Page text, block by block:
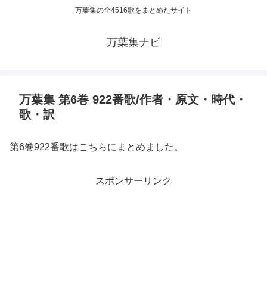
万葉集の全4516歌をまとめたサイト
万葉集ナビ
万葉集 第6巻 922番歌/作者・原文・時代・
歌・訳
第6巻922番歌はこちらにまとめました。
スポンサーリンク